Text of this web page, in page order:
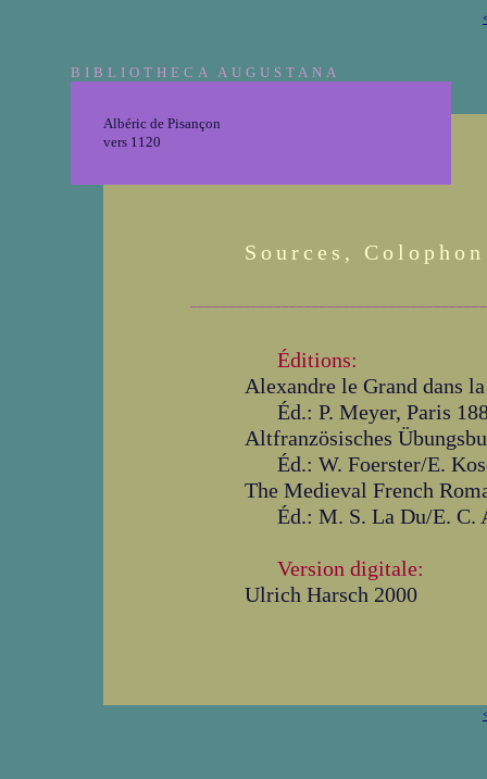
BIBLIOTHECA AUGUSTANA
Albéric de Pisançon
vers 1120
Sources, Colophon
Éditions:
Alexandre le Grand dans
Éd.: P. Meyer, Paris
Altfranzösisches
Éd.: W. Foerster/E.
The Medieval French
Éd.: M. S. La Du/E. C.
Version digitale:
Ulrich Harsch 2000